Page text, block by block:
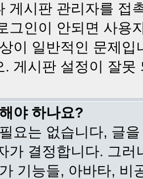
게시판 관리자를 접
그인이 안되면 사용
이 일반적인 문제
. 게시판 설정이 잘못
야 하나요?
요는 없습니다, 글
가 결정합니다. 그
기능들, 아바타, 비